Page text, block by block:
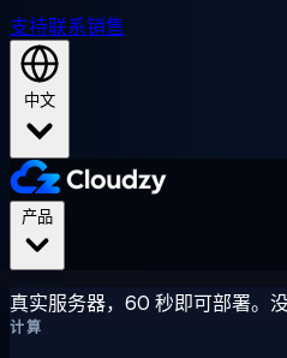
支持联系销售
中文
真实服务器，60 秒即可部署。
计算